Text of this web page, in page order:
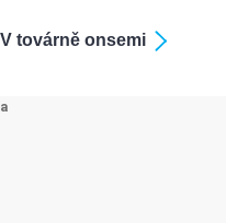
továrně onsemi